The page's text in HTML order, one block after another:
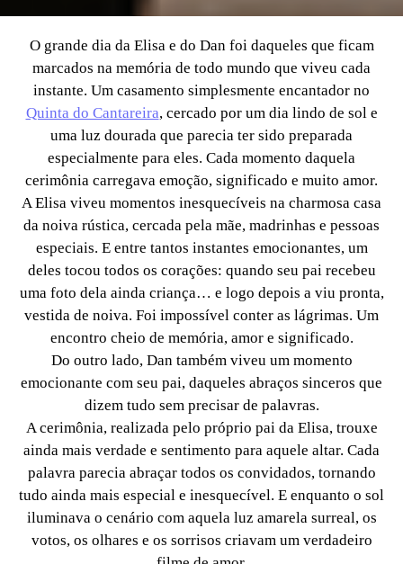
O grande dia da Elisa e do Dan foi daqueles que ficam
marcados na memória de todo mundo que viveu cada
instante. Um casamento simplesmente encantador no
Quinta do Cantareira, cercado por um dia lindo de sol e
uma luz dourada que parecia ter sido preparada
especialmente para eles. Cada momento daquela
cerimônia carregava emoção, significado e muito amor.
A Elisa viveu momentos inesquecíveis na charmosa casa
da noiva rústica, cercada pela mãe, madrinhas e pessoas
especiais. E entre tantos instantes emocionantes, um
deles tocou todos os corações: quando seu pai recebeu
uma foto dela ainda criança… e logo depois a viu pronta,
vestida de noiva. Foi impossível conter as lágrimas. Um
encontro cheio de memória, amor e significado.
Do outro lado, Dan também viveu um momento
emocionante com seu pai, daqueles abraços sinceros que
dizem tudo sem precisar de palavras.
A cerimônia, realizada pelo próprio pai da Elisa, trouxe
ainda mais verdade e sentimento para aquele altar. Cada
palavra parecia abraçar todos os convidados, tornando
tudo ainda mais especial e inesquecível. E enquanto o sol
iluminava o cenário com aquela luz amarela surreal, os
votos, os olhares e os sorrisos criavam um verdadeiro